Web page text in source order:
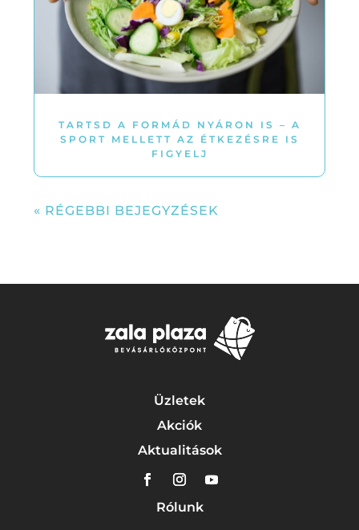
TARTSD A FORMÁD NYÁRON IS – A
SPORT MELLETT AZ ÉTKEZÉSRE IS
FIGYELJ
« RÉGEBBI BEJEGYZÉSEK
Üzletek
Akciók
Aktualitások
Rólunk